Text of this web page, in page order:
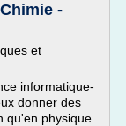
-
et
informatique-
donner des
qu'en physique